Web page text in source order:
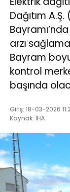
Dağıtım
arzı
Bayram
kontrol
başında
Giriş: 18-03-2026
Kaynak: İHA